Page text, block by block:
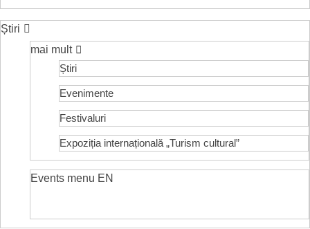
Știri
mai mult
Știri
Evenimente
Festivaluri
Expoziția internațională „Turism cultural”
Events menu EN